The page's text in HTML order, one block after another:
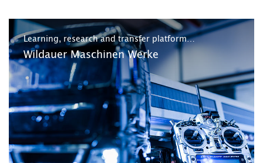
Learning, research and transfer platform…
Wildauer Maschinen Werke